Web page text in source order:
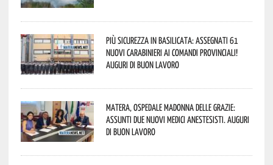
Più sicurezza in Basilicata: assegnati 61
nuovi Carabinieri ai Comandi provinciali!
Auguri di buon lavoro
Matera, Ospedale Madonna delle Grazie:
assunti due nuovi medici anestesisti. Auguri
di buon lavoro